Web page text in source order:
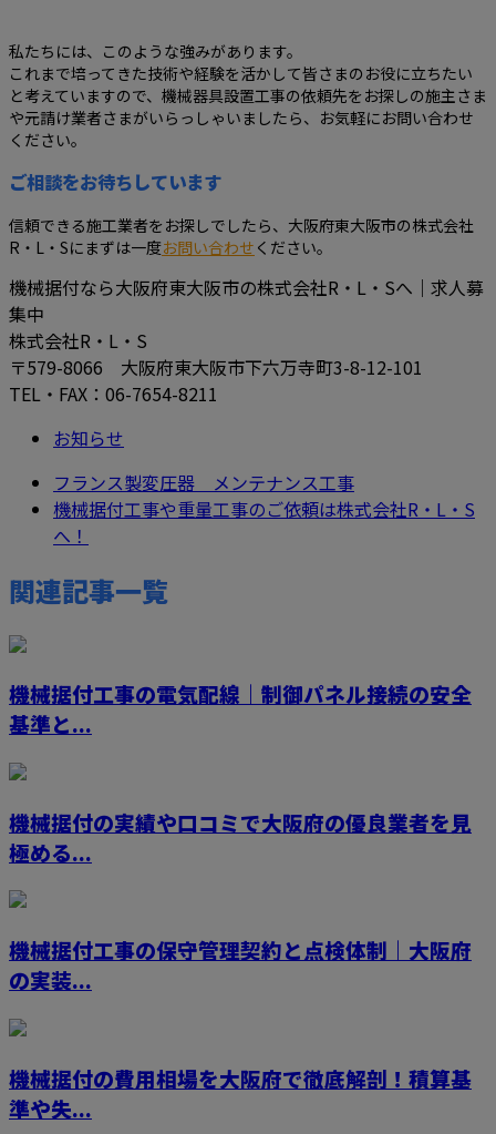
私たちには、このような強みがあります。
これまで培ってきた技術や経験を活かして皆さまのお役に立ちたい
と考えていますので、機械器具設置工事の依頼先をお探しの施主さま
や元請け業者さまがいらっしゃいましたら、お気軽にお問い合わせ
ください。
ご相談をお待ちしています
信頼できる施工業者をお探しでしたら、大阪府東大阪市の株式会社
R・L・Sにまずは一度お問い合わせ ください。
機械据付なら大阪府東大阪市の株式会社R・L・Sへ｜求人募
集中
株式会社R・L・S
〒579-8066 大阪府東大阪市下六万寺町3-8-12-101
TEL・FAX：06-7654-8211
お知らせ
フランス製変圧器 メンテナンス工事
機械据付工事や重量工事のご依頼は株式会社R・L・S
へ！
関連記事一覧
機械据付工事の電気配線｜制御パネル接続の安全
基準と...
機械据付の実績や口コミで大阪府の優良業者を見
極める...
機械据付工事の保守管理契約と点検体制｜大阪府
の実装...
機械据付の費用相場を大阪府で徹底解剖！積算基
準や失...